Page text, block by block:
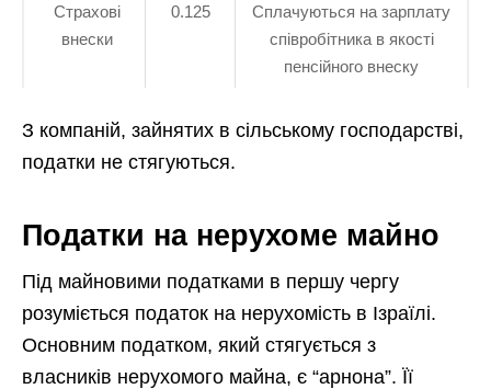
Страхові
внески
0.125
Сплачуються на зарплату
співробітника в якості
пенсійного внеску
З компаній, зайнятих в сільському господарстві,
податки не стягуються.
Податки на нерухоме майно
Під майновими податками в першу чергу
розуміється податок на нерухомість в Ізраїлі.
Основним податком, який стягується з
власників нерухомого майна, є “арнона”. Її